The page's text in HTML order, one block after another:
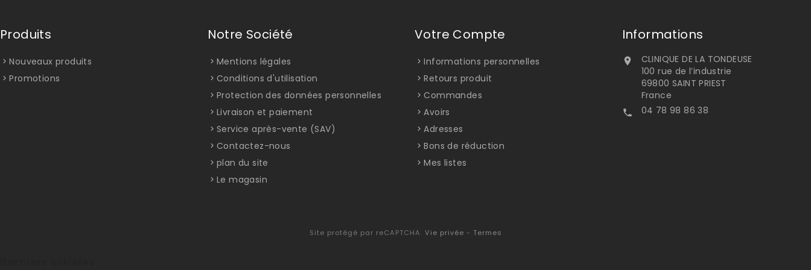
Produits
Nouveaux produits
Promotions
Notre Société
Mentions légales
Conditions d'utilisation
Protection des données personnelles
Livraison et paiement
Service après-vente (SAV)
Contactez-nous
plan du site
Le magasin
Votre Compte
Informations personnelles
Retours produit
Commandes
Avoirs
Adresses
Bons de réduction
Mes listes
Informations

CLINIQUE DE LA TONDEUSE
100 rue de l’industrie
69800 SAINT PRIEST
France
 04 78 98 86 38
Site protégé par reCAPTCHA. Vie privée - Termes